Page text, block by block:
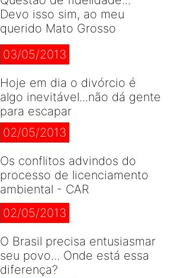
Devo isso sim, ao meu
querido Mato Grosso
03/05/2013
Hoje em dia o divórcio é
algo inevitável...não dá gente
para escapar
02/05/2013
Os conflitos advindos do
processo de licenciamento
ambiental - CAR
02/05/2013
O Brasil precisa entusiasmar
seu povo... Onde está essa
diferença?